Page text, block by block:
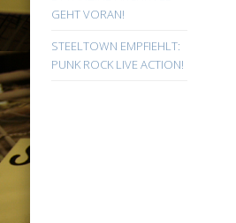
GEHT VORAN!
STEELTOWN EMPFIEHLT:
PUNK ROCK LIVE ACTION!